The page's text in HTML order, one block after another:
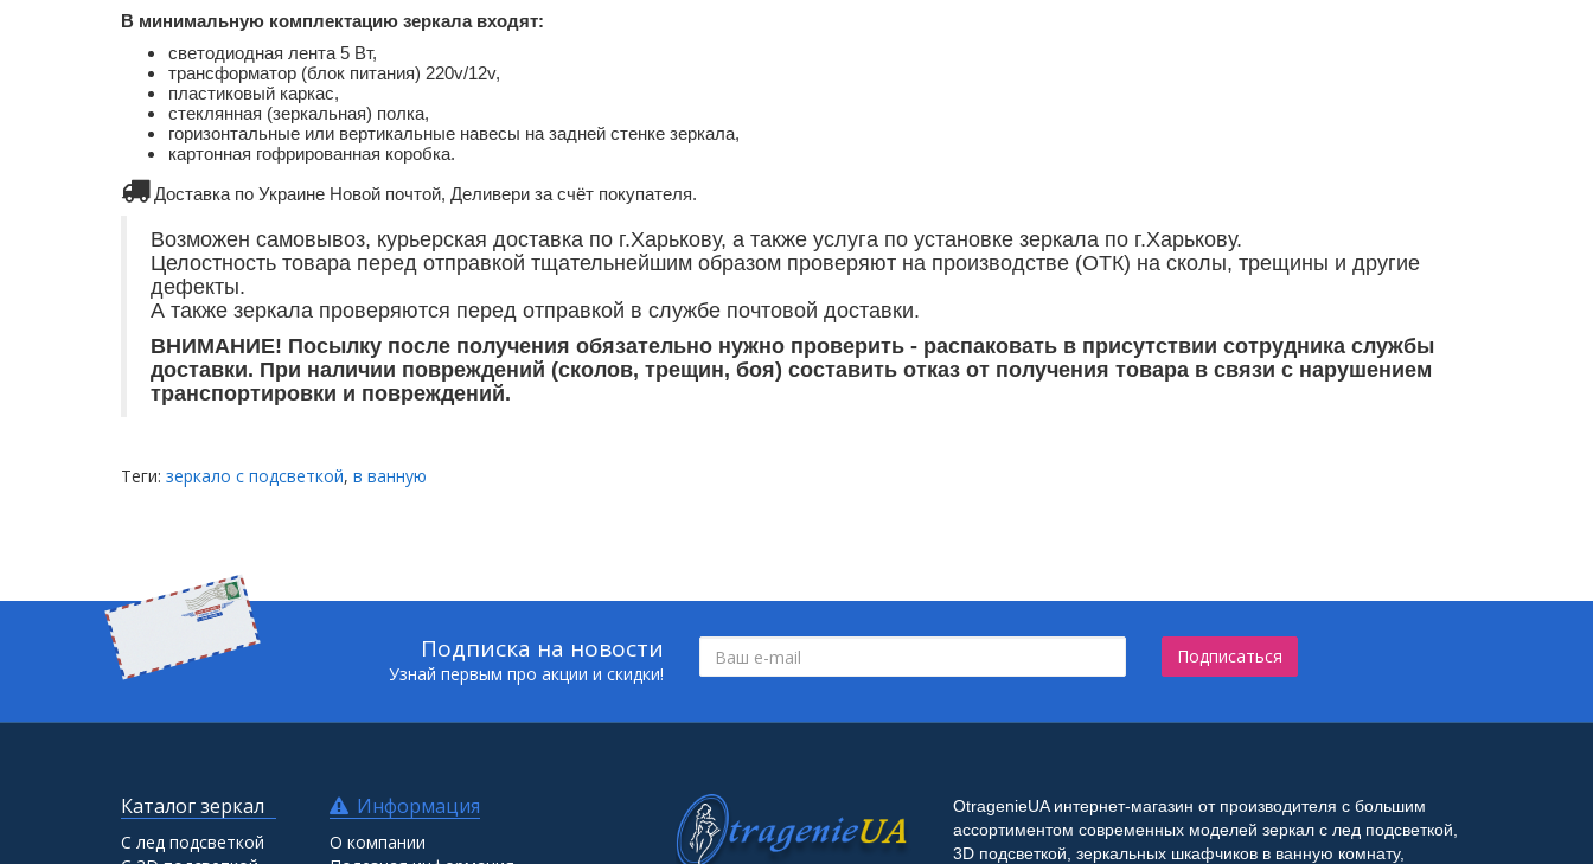
В минимальную комплектацию зеркала входят:
светодиодная лента 5 Вт,
трансформатор (блок питания) 220v/12v,
пластиковый каркас,
стеклянная (зеркальная) полка,
горизонтальные или вертикальные навесы на задней стенке зеркала,
картонная гофрированная коробка.
Доставка по Украине Новой почтой, Деливери за счёт покупателя.
Возможен самовывоз, курьерская доставка по г.Харькову, а также услуга по установке зеркала по г.Харькову.
Целостность товара перед отправкой тщательнейшим образом проверяют на производстве (ОТК) на сколы, трещины и другие
дефекты.
А также зеркала проверяются перед отправкой в службе почтовой доставки.
ВНИМАНИЕ! Посылку после получения обязательно нужно проверить - распаковать в присутствии сотрудника службы
доставки. При наличии повреждений (сколов, трещин, боя) составить отказ от получения товара в связи с нарушением
транспортировки и повреждений.
Теги: зеркало с подсветкой, в ванную
Подписка на новости
Узнай первым про акции и скидки!
Подписаться
Каталог зеркал
С лед подсветкой
Информация
О компании
OtragenieUA интернет-магазин от производителя с большим
ассортиментом современных моделей зеркал с лед подсветкой,
3D подсветкой, зеркальных шкафчиков в ванную комнату,